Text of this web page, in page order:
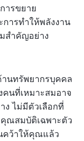
ารขยาย
ารทำให้พลังงาน
สำคัญอย่าง
นทรัพยากรบุคคล
นที่เหมาะสมอาจ
ง ไม่มีตัวเลือกที่
ณสมบัติเฉพาะตัว
คว้าให้คุณแล้ว